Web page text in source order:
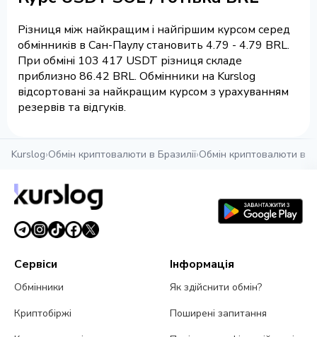
Різниця між найкращим і найгіршим курсом серед
обмінників в Сан-Паулу становить 4.79 - 4.79 BRL.
При обміні 103 417 USDT різниця складе
приблизно 86.42 BRL. Обмінники на Kurslog
відсортовані за найкращим курсом з урахуванням
резервів та відгуків.
Kurslog›Обмін криптовалюти в Бразилії›Обмін криптовалюти в
Сервіси
Обмінники
Криптобіржі
Інформація
Як здійснити обмін?
Поширені запитання